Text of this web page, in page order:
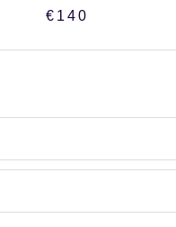
€140